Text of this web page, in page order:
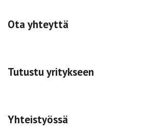
Ota yhteyttä
Tutustu yritykseen
Yhteistyössä